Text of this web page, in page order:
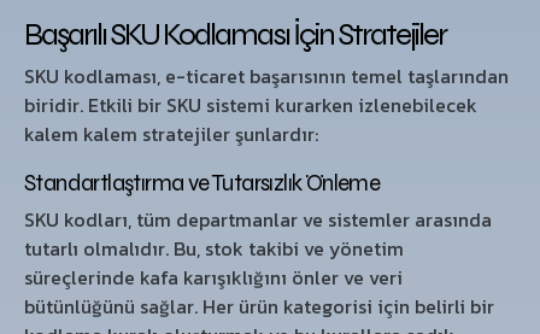
Başarılı SKU Kodlaması İçin Stratejiler
SKU kodlaması, e-ticaret başarısının temel taşlarından
biridir. Etkili bir SKU sistemi kurarken izlenebilecek
kalem kalem stratejiler şunlardır:
Standartlaştırma ve Tutarsızlık Önleme
SKU kodları, tüm departmanlar ve sistemler arasında
tutarlı olmalıdır. Bu, stok takibi ve yönetim
süreçlerinde kafa karışıklığını önler ve veri
bütünlüğünü sağlar. Her ürün kategorisi için belirli bir